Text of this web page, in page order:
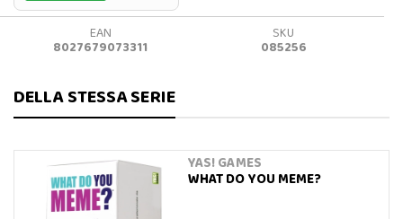
EAN
8027679073311
SKU
085256
DELLA STESSA SERIE
YAS! GAMES
WHAT DO YOU MEME?